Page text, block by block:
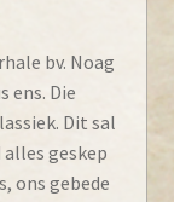
bv. Noag
ens. Die
Dit sal
geskep
ons gebede